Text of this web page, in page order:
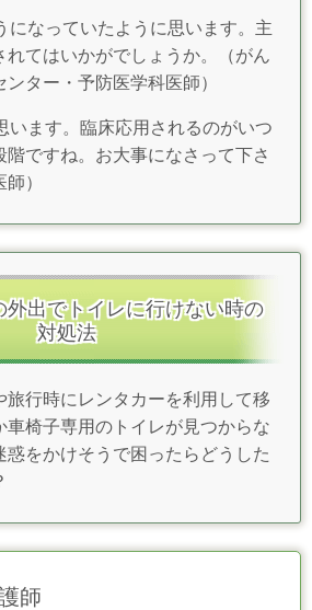
なっていたように思います。主
れてはいかがでしょうか。（がん
ター・予防医学科医師）
ます。臨床応用されるのがいつ
ですね。 お大事になさって下さ
）
外出でトイレに行けない時の
対処法
旅行時にレンタカーを利用して移
車椅子専用のトイレが見つからな
惑をかけそうで困ったらどうした
師